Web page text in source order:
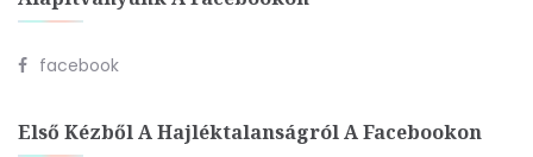
facebook
Első Kézből A Hajléktalanságról A Facebookon